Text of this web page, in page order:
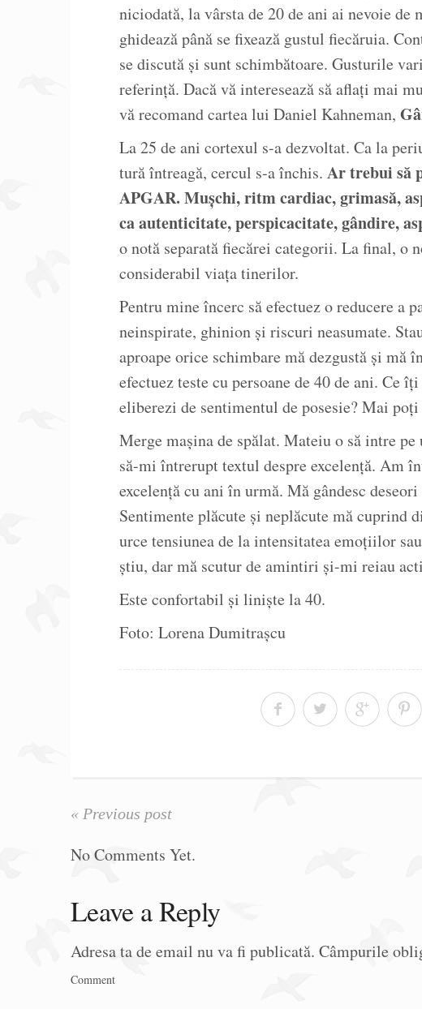
niciodată, la vârsta de 20 de ani ai nevoie de
ghidează până se fixează gustul fiecăruia.
se discută și sunt schimbătoare. Gusturile
referință. Dacă vă interesează să aflați mai
vă recomand cartea lui Daniel Kahneman,
La 25 de ani cortexul s-a dezvoltat. Ca la
tură întreagă, cercul s-a închis. Ar trebui să
APGAR. Mușchi, ritm cardiac, grimasă,
ca autenticitate, perspicacitate, gândire,
o notă separată fiecărei categorii. La final, o
considerabil viața tinerilor.
Pentru mine încerc să efectuez o reducere a
neinspirate, ghinion și riscuri neasumate.
aproape orice schimbare mă dezgustă și mă
efectuez teste cu persoane de 40 de ani. Ce
eliberezi de sentimentul de posesie? Mai
Merge mașina de spălat. Mateiu o să intre
să-mi întrerupt textul despre excelență. Am
excelență cu ani în urmă. Mă gândesc
Sentimente plăcute și neplăcute mă cuprind
urce tensiunea de la intensitatea emoțiilor
știu, dar mă scutur de amintiri și-mi reiau
Este confortabil și liniște la 40.
Foto: Lorena Dumitrașcu
« Previous post
No Comments Yet.
Leave a Reply
Adresa ta de email nu va fi publicată. Câmpurile
Comment